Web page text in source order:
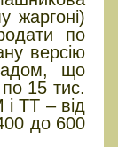
жаргоні)
по
версію
що
15 тис.
і ТТ – від
до 600